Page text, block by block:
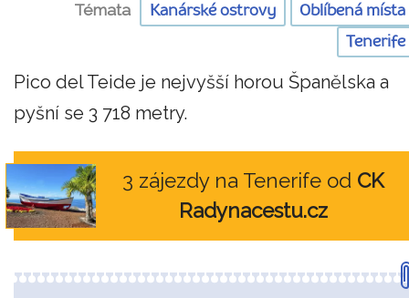
Témata Kanárské ostrovy
Oblíbená místa
Tenerife
Pico del Teide je nejvyšší horou Španělska a
pyšní se 3 718 metry.
3 zájezdy na Tenerife od CK
Radynacestu.cz